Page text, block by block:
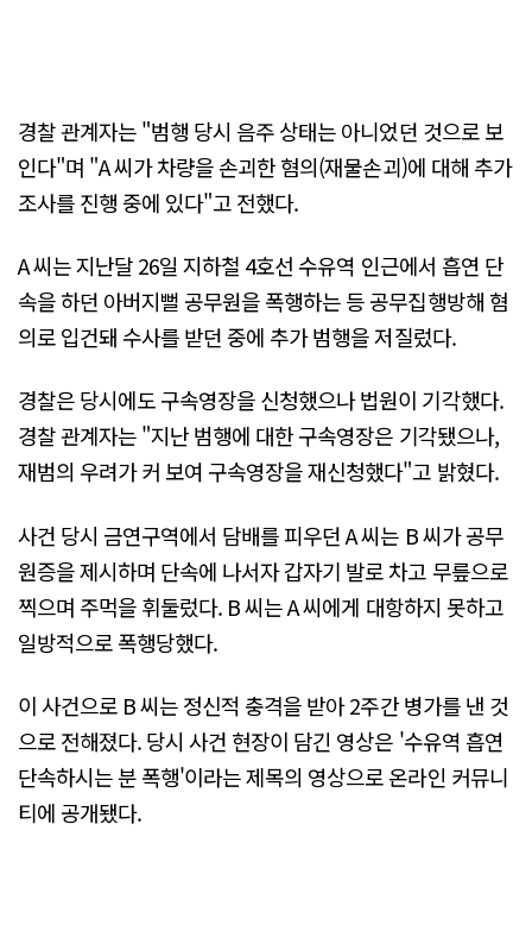
경찰 관계자는 "범행 당시 음주 상태는 아니었던 것으로 보
인다"며 "A 씨가 차량을 손괴한 혐의(재물손괴)에 대해 추가
조사를 진행 중에 있다"고 전했다.
A 씨는 지난달 26일 지하철 4호선 수유역 인근에서 흡연 단
속을 하던 아버지뻘 공무원을 폭행하는 등 공무집행방해 혐
의로 입건돼 수사를 받던 중에 추가 범행을 저질렀다.
경찰은 당시에도 구속영장을 신청했으나 법원이 기각했다.
경찰 관계자는 "지난 범행에 대한 구속영장은 기각됐으나,
재범의 우려가 커 보여 구속영장을 재신청했다"고 밝혔다.
사건 당시 금연구역에서 담배를 피우던 A 씨는 B 씨가 공무
원증을 제시하며 단속에 나서자 갑자기 발로 차고 무릎으로
찍으며 주먹을 휘둘렀다. B 씨는 A 씨에게 대항하지 못하고
일방적으로 폭행당했다.
이 사건으로 B 씨는 정신적 충격을 받아 2주간 병가를 낸 것
으로 전해졌다. 당시 사건 현장이 담긴 영상은 '수유역 흡연
단속하시는 분 폭행'이라는 제목의 영상으로 온라인 커뮤니
티에 공개됐다.